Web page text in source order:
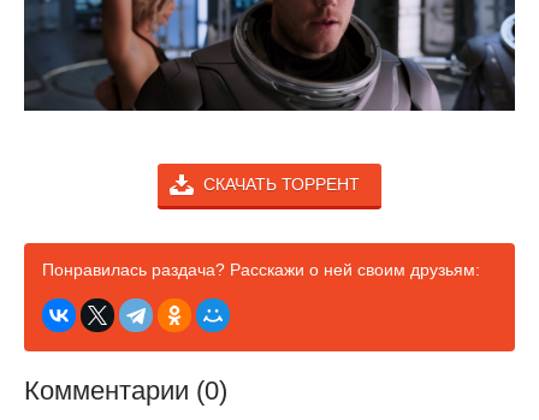
СКАЧАТЬ ТОРРЕНТ
Понравилась раздача? Расскажи о ней своим друзьям:
Комментарии (0)